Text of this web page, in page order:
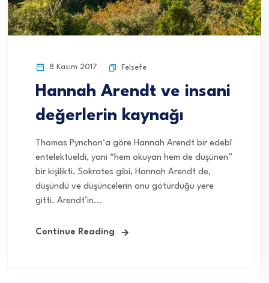
8 Kasım 2017 Felsefe
Hannah Arendt ve insani
değerlerin kaynağı
Thomas Pynchon‘a göre Hannah Arendt bir edebî
entelektüeldi, yani “hem okuyan hem de düşünen”
bir kişilikti. Sokrates gibi, Hannah Arendt de,
düşündü ve düşüncelerin onu götürdüğü yere
gitti. Arendt’in...
Continue Reading